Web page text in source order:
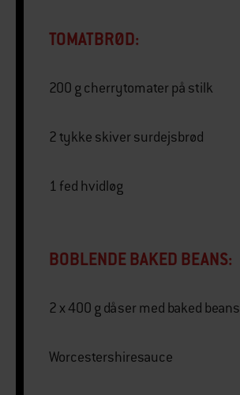
TOMATBRØD:
200 g cherrytomater på stilk
2 tykke skiver surdejsbrød
1 fed hvidløg
BOBLENDE BAKED BEANS:
2 x 400 g dåser med baked beans
Worcestershiresauce